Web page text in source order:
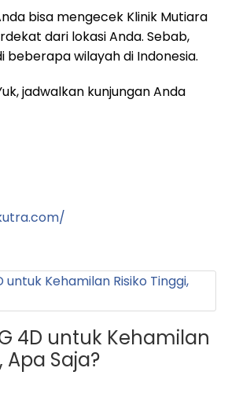
bisa mengecek Klinik Mutiara
dari lokasi Anda. Sebab,
beberapa wilayah di Indonesia.
jadwalkan kunjungan Anda
4D untuk Kehamilan
Apa Saja?